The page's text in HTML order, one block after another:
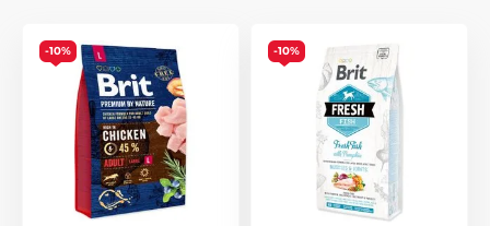
-10% -10%